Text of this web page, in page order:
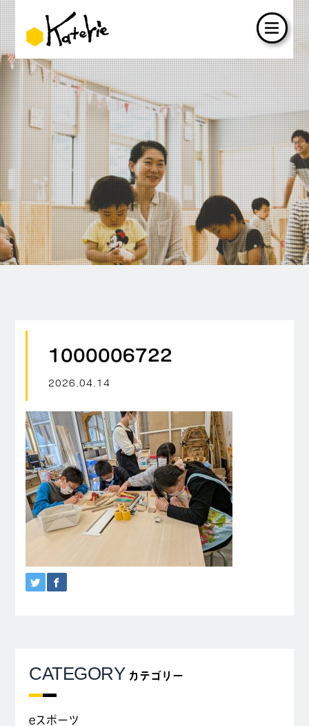
1000006722
2026.04.14
CATEGORY カテゴリー
eスポーツ